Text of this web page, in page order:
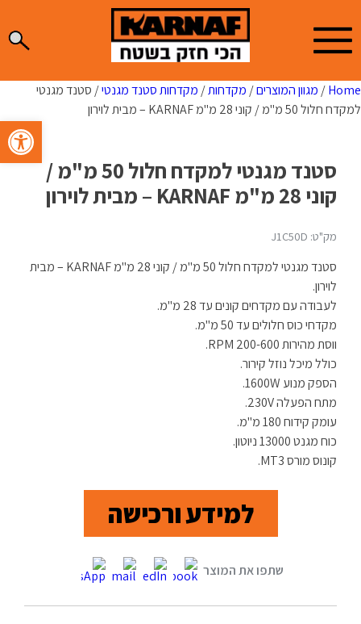
פתח
to
content
Home
/ מגוון המוצרים/ מקדחות/ מקדחות סטנד מגנטי/ סטנד מגנטי
למקדח חלול 50 מ"מ / קוני 28 מ"מ KARNAF – מבית לוירון
סטנד מגנטי למקדח חלול 50 מ"מ /
קוני 28 מ"מ KARNAF – מבית לוירון
מק"ט: J1C50D
סטנד מגנטי למקדח חלול 50 מ"מ / קוני 28 מ"מ KARNAF – מבית
לוירון.
לעבודה עם מקדחים קונים עד 28 מ"מ.
מקדחי כוס חלולים עד 50 מ"מ.
ווסת מהירות 200-600 RPM.
כולל מיכל נוזל קירור.
הספק מנוע 1600W.
מתח הפעלה 230V.
עומק קידוח 180 מ"מ.
כוח מגנט 13000 ניוטון.
קונוס מורס MT3.
למידע ורכישה